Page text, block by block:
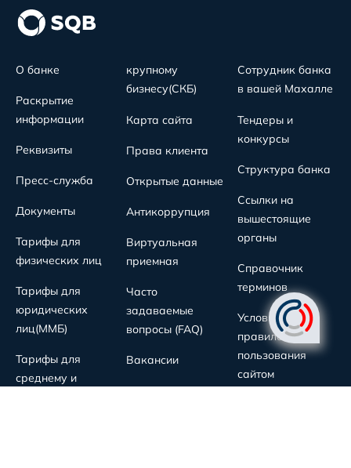
О банке
Раскрытие
информации
Реквизиты
Пресс-служба
Документы
Тарифы для
физических лиц
Тарифы для
юридических
лиц(MMБ)
Тарифы для
среднему и
крупному
бизнесу(СКБ)
Карта сайта
Права клиента
Открытые данные
Антикоррупция
Виртуальная
приемная
Часто
задаваемые
вопросы (FAQ)
Вакансии
Сотрудник банка
в вашей Махалле
Тендеры и
конкурсы
Структура банка
Ссылки на
вышестоящие
органы
Справочник
терминов
Условия и
правила
пользования
сайтом